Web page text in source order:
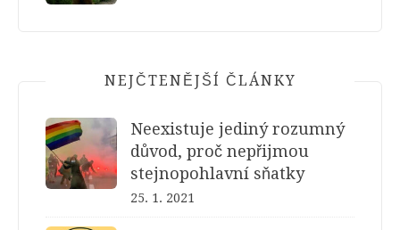
NEJČTENĚJŠÍ ČLÁNKY
Neexistuje jediný rozumný
důvod, proč nepřijmou
stejnopohlavní sňatky
25. 1. 2021